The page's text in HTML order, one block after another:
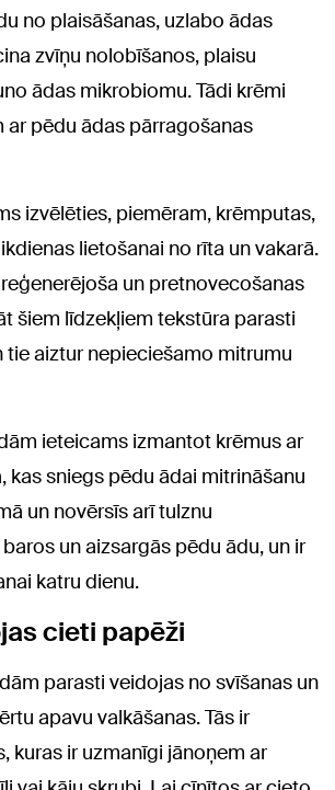
no plaisāšanas, uzlabo ādas
zvīņu nolobīšanos, plaisu
ādas mikrobiomu. Tādi krēmi
ar pēdu ādas pārragošanas
izvēlēties, piemēram, krēmputas,
lietošanai no rīta un vakarā.
un pretnovecošanas
šiem līdzekļiem tekstūra parasti
tie aiztur nepieciešamo mitrumu
ieteicams izmantot krēmus ar
sniegs pēdu ādai mitrināšanu
un novērsīs arī tulznu
un aizsargās pēdu ādu, un ir
katru dienu.
cieti papēži
parasti veidojas no svīšanas un
apavu valkāšanas. Tās ir
kuras ir uzmanīgi jānoņem ar